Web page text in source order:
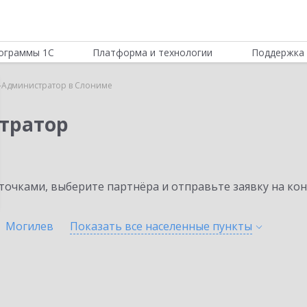
1С Платформа и технологии Поддержка
Администратор в Слониме
выберите партнёра и отправьте заявку на
Могилев Показать все населенные пункты